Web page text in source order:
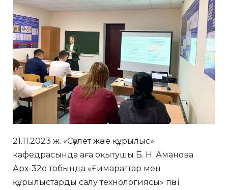
21.11.2023 ж. «Сәулет және құрылыс»
кафедрасында аға оқытушы Б. Н. Аманова
Арх-32о тобында «Ғимараттар мен
құрылыстарды салу технологиясы» пәні